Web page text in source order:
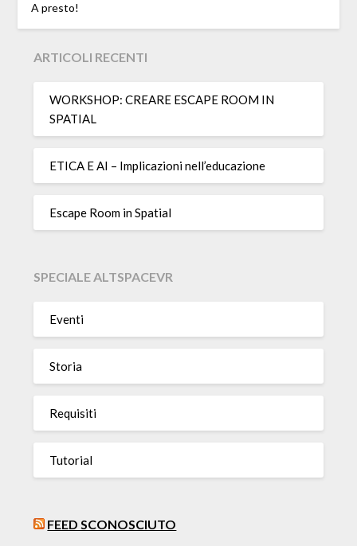
A presto!
ARTICOLI RECENTI
WORKSHOP: CREARE ESCAPE ROOM IN
SPATIAL
ETICA E AI – Implicazioni nell’educazione
Escape Room in Spatial
SPECIALE ALTSPACEVR
Eventi
Storia
Requisiti
Tutorial
FEED SCONOSCIUTO